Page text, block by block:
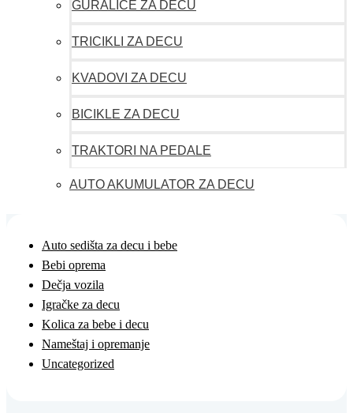
GURALICE ZA DECU
TRICIKLI ZA DECU
KVADOVI ZA DECU
BICIKLE ZA DECU
TRAKTORI NA PEDALE
AUTO AKUMULATOR ZA DECU
Auto sedišta za decu i bebe
Bebi oprema
Dečja vozila
Igračke za decu
Kolica za bebe i decu
Nameštaj i opremanje
Uncategorized